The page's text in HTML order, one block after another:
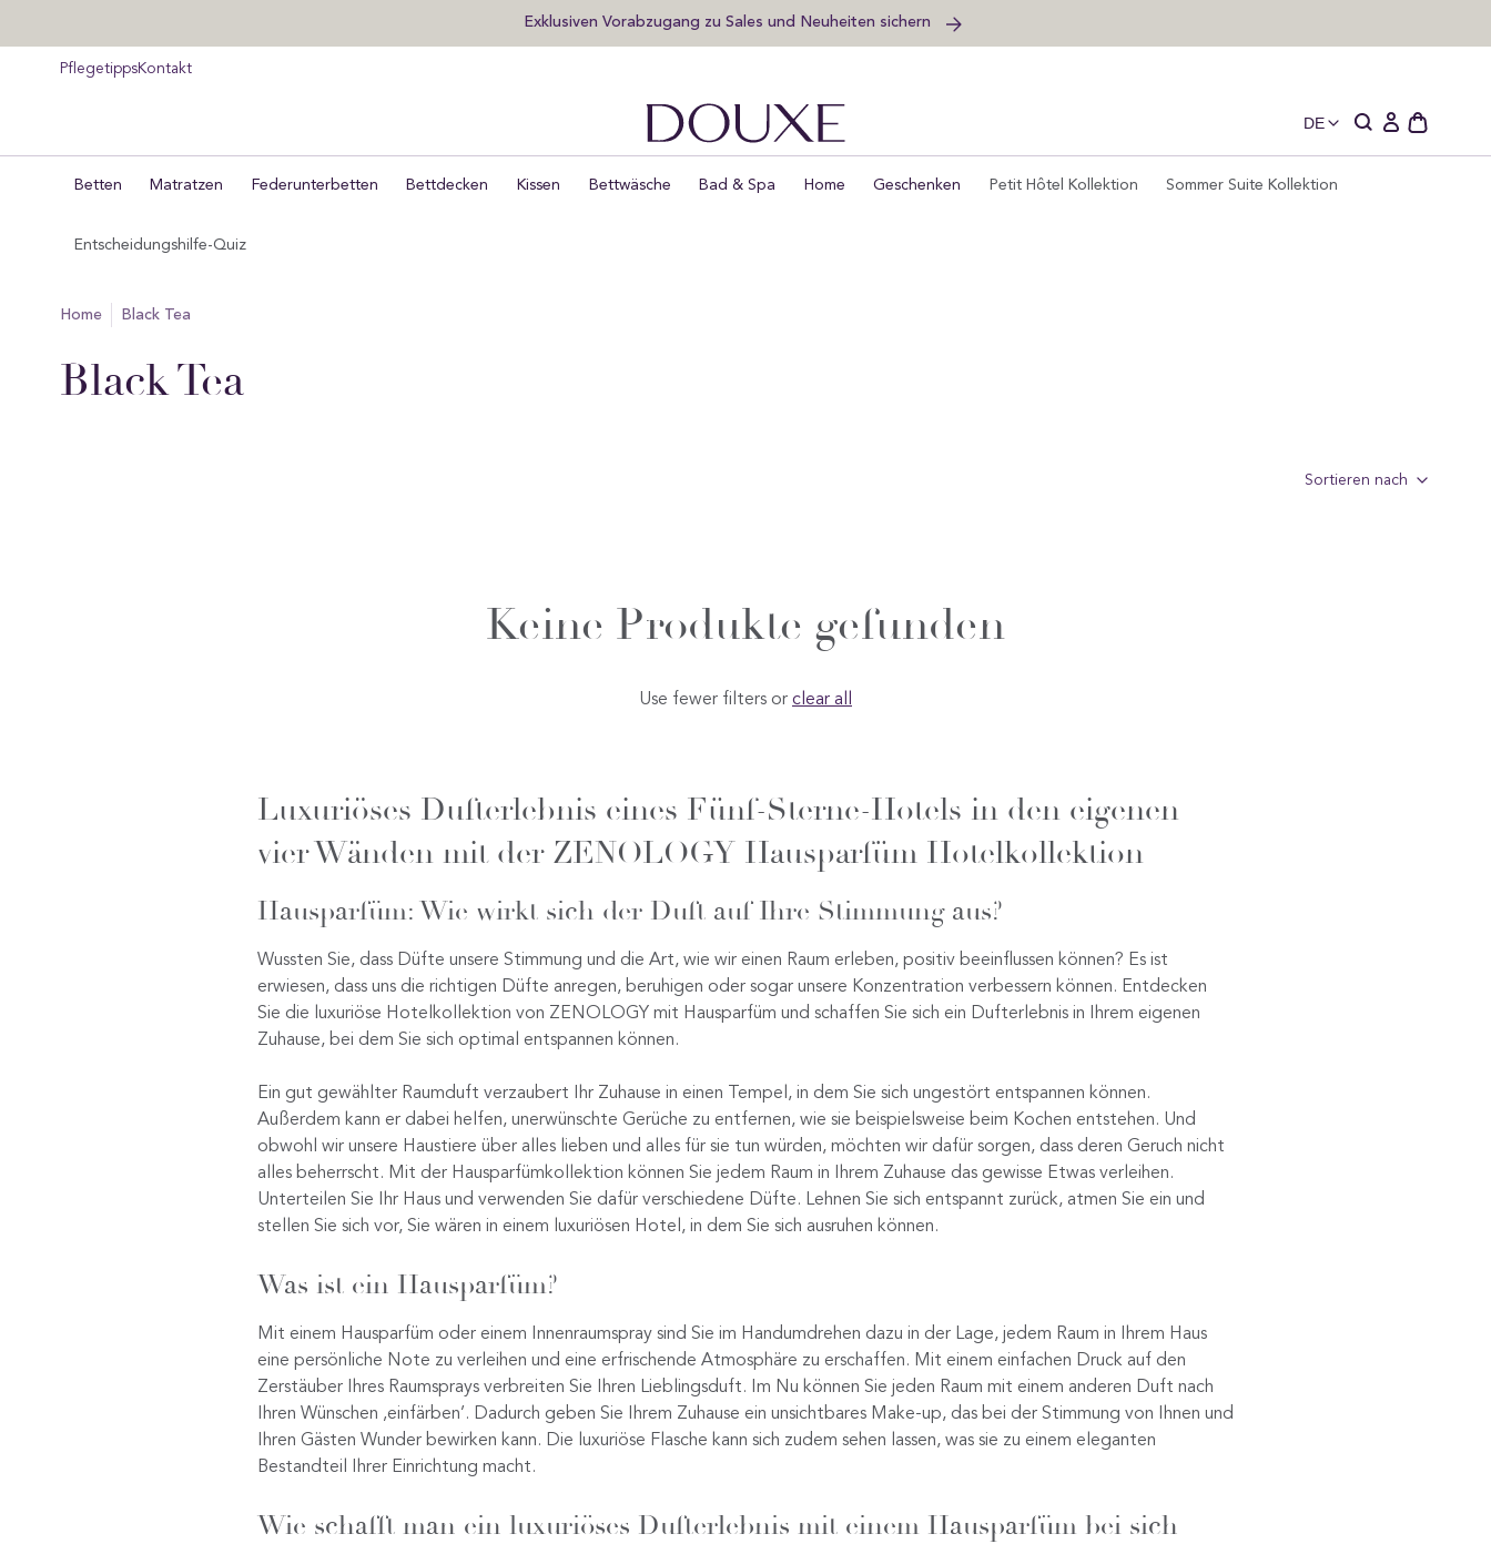
Exklusiven Vorabzugang zu Sales und Neuheiten sichern
PflegetippsKontakt
Betten Matratzen Federunterbetten Bettdecken Kissen Bettwäsche Bad & Spa Home Geschenken Petit Hôtel Kollektion Sommer Suite Kollektion
Entscheidungshilfe-Quiz
DE
des
home Black Tea
Sammlung:
Black Tea
Sortieren nach
Keine Produkte gefunden
Use fewer filters or clear all
Luxuriöses Dufterlebnis eines Fünf-Sterne-Hotels in den eigenen
vier Wänden mit der ZENOLOGY Hausparfüm Hotelkollektion
Hausparfüm: Wie wirkt sich der Duft auf Ihre Stimmung aus?
Wussten Sie, dass Düfte unsere Stimmung und die Art, wie wir einen Raum erleben, positiv beeinflussen können? Es ist
erwiesen, dass uns die richtigen Düfte anregen, beruhigen oder sogar unsere Konzentration verbessern können. Entdecken
Sie die luxuriöse Hotelkollektion von ZENOLOGY mit Hausparfüm und schaffen Sie sich ein Dufterlebnis in Ihrem eigenen
Zuhause, bei dem Sie sich optimal entspannen können.
Ein gut gewählter Raumduft verzaubert Ihr Zuhause in einen Tempel, in dem Sie sich ungestört entspannen können.
Außerdem kann er dabei helfen, unerwünschte Gerüche zu entfernen, wie sie beispielsweise beim Kochen entstehen. Und
obwohl wir unsere Haustiere über alles lieben und alles für sie tun würden, möchten wir dafür sorgen, dass deren Geruch nicht
alles beherrscht. Mit der Hausparfümkollektion können Sie jedem Raum in Ihrem Zuhause das gewisse Etwas verleihen.
Unterteilen Sie Ihr Haus und verwenden Sie dafür verschiedene Düfte. Lehnen Sie sich entspannt zurück, atmen Sie ein und
stellen Sie sich vor, Sie wären in einem luxuriösen Hotel, in dem Sie sich ausruhen können.
Was ist ein Hausparfüm?
Mit einem Hausparfüm oder einem Innenraumspray sind Sie im Handumdrehen dazu in der Lage, jedem Raum in Ihrem Haus
eine persönliche Note zu verleihen und eine erfrischende Atmosphäre zu erschaffen. Mit einem einfachen Druck auf den
Zerstäuber Ihres Raumsprays verbreiten Sie Ihren Lieblingsduft. Im Nu können Sie jeden Raum mit einem anderen Duft nach
Ihren Wünschen ‚einfärben’. Dadurch geben Sie Ihrem Zuhause ein unsichtbares Make-up, das bei der Stimmung von Ihnen und
Ihren Gästen Wunder bewirken kann. Die luxuriöse Flasche kann sich zudem sehen lassen, was sie zu einem eleganten
Bestandteil Ihrer Einrichtung macht.
Wie schafft man ein luxuriöses Dufterlebnis mit einem Hausparfüm bei sich